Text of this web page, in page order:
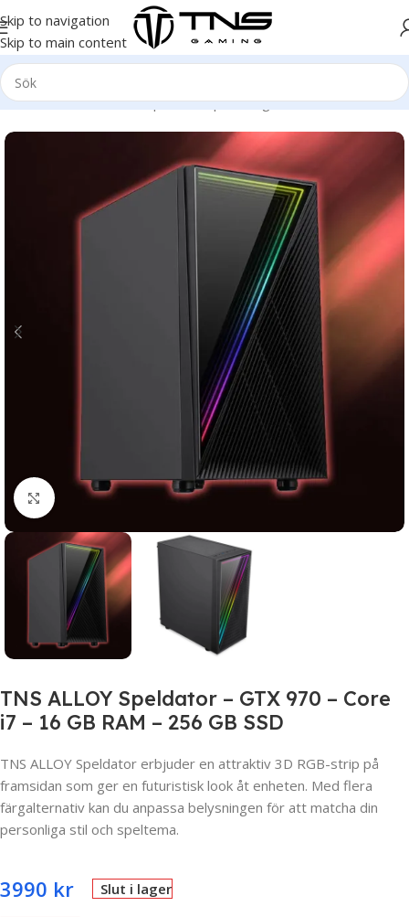
Skip to navigation
Skip to main content
Hem/Stationär dator/Speldator | Gamingdator/Bronze klass
Click to enlarge
TNS ALLOY Speldator – GTX 970 – Core
i7 – 16 GB RAM – 256 GB SSD
TNS ALLOY Speldator erbjuder en attraktiv 3D RGB-strip på
framsidan som ger en futuristisk look åt enheten. Med flera
färgalternativ kan du anpassa belysningen för att matcha din
personliga stil och speltema.
3990 kr Slut i lager